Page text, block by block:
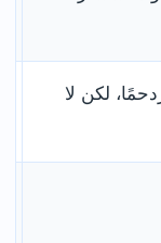
لكن لا